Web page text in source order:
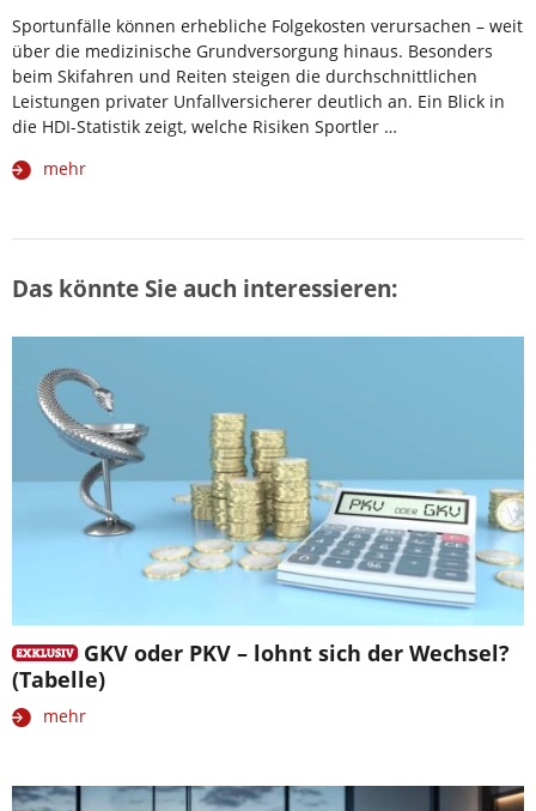
Sportunfälle können erhebliche Folgekosten verursachen – weit
über die medizinische Grundversorgung hinaus. Besonders
beim Skifahren und Reiten steigen die durchschnittlichen
Leistungen privater Unfallversicherer deutlich an. Ein Blick in
die HDI-Statistik zeigt, welche Risiken Sportler …
mehr
Das könnte Sie auch interessieren:
GKV oder PKV – lohnt sich der Wechsel?
(Tabelle)
mehr